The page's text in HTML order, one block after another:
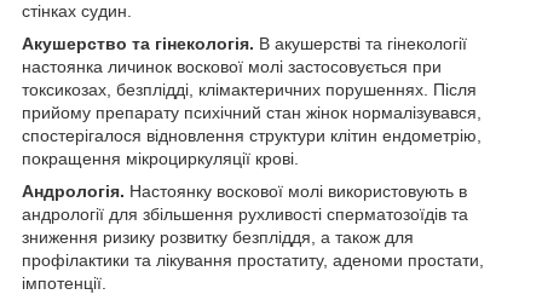
стінках судин.
Акушерство та гінекологія. В акушерстві та гінекології
настоянка личинок воскової молі застосовується при
токсикозах, безплідді, клімактеричних порушеннях. Після
прийому препарату психічний стан жінок нормалізувався,
спостерігалося відновлення структури клітин ендометрію,
покращення мікроциркуляції крові.
Андрологія. Настоянку воскової молі використовують в
андрології для збільшення рухливості сперматозоїдів та
зниження ризику розвитку безпліддя, а також для
профілактики та лікування простатиту, аденоми простати,
імпотенції.